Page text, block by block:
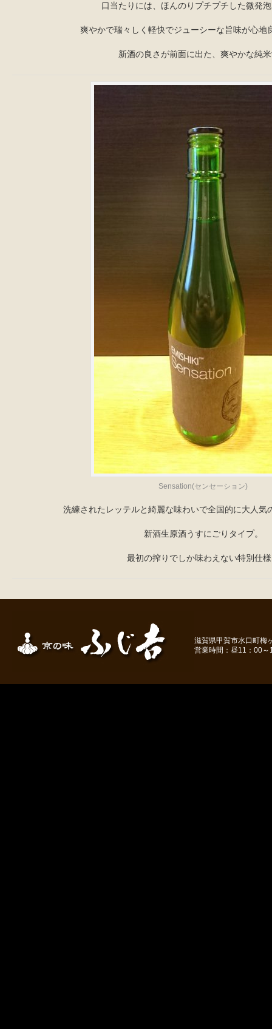
口当たりには、ほんのりプチプチした微発
爽やかで瑞々しく軽快でジューシーな旨味が心地
新酒の良さが前面に出た、爽やかな純
Sensation(センセーション)
洗練されたレッテルと綺麗な味わいで全国的に大人気
新酒生原酒うすにごりタイプ。
最初の搾りでしか味わえない特別仕
滋賀県甲賀市水口町梅
営業時間：昼11：00